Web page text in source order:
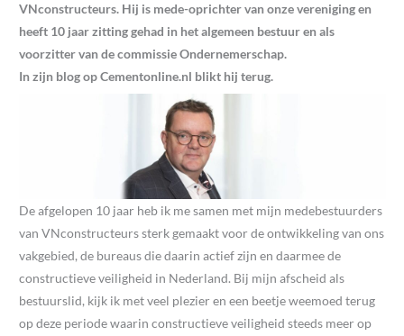
VNconstructeurs. Hij is mede-oprichter van onze vereniging en
heeft 10 jaar zitting gehad in het algemeen bestuur en als
voorzitter van de commissie Ondernemerschap.
In zijn blog op Cementonline.nl blikt hij terug.
De afgelopen 10 jaar heb ik me samen met mijn medebestuurders
van VNconstructeurs sterk gemaakt voor de ontwikkeling van ons
vakgebied, de bureaus die daarin actief zijn en daarmee de
constructieve veiligheid in Nederland. Bij mijn afscheid als
bestuurslid, kijk ik met veel plezier en een beetje weemoed terug
op deze periode waarin constructieve veiligheid steeds meer op